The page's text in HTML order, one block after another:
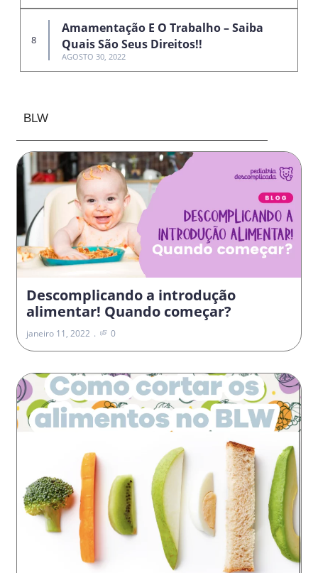
Amamentação E O Trabalho – Saiba
Quais São Seus Direitos!!
AGOSTO 30, 2022
BLW
Descomplicando a introdução
alimentar! Quando começar?
janeiro 11, 2022 0